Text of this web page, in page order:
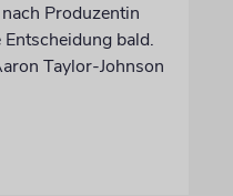
Produzentin
bald.
Taylor-Johnson